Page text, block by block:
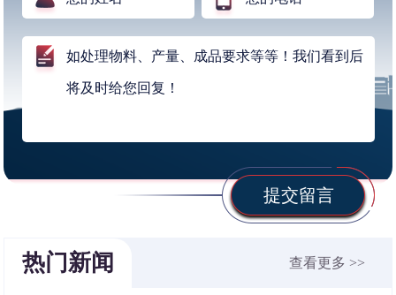
提交留言
热门新闻 查看更多 >>